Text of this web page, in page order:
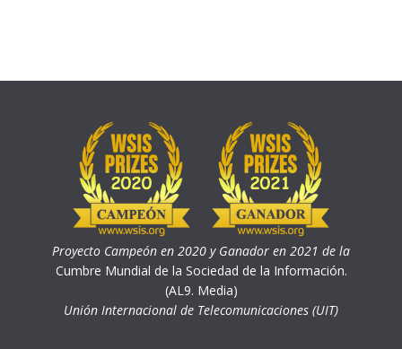
Proyecto Campeón en 2020 y Ganador en 2021 de la
Cumbre Mundial de la Sociedad de la Información.
(AL9. Media)
Unión Internacional de Telecomunicaciones (UIT)